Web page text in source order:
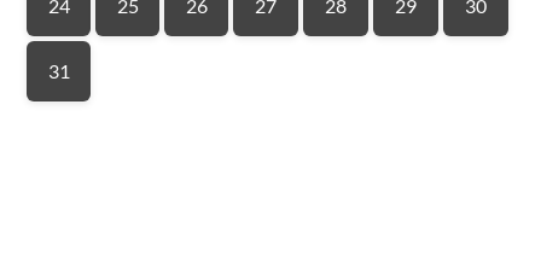
24 25 26 27 28 29 30
31